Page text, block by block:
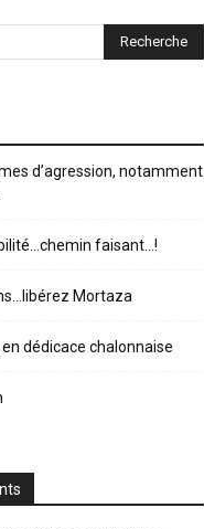
d’agression, notamment
faisant…!
Mortaza
dédicace chalonnaise